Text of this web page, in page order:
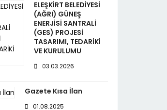
ELEŞKİRT BELEDİYESİ
(AĞRI) GÜNEŞ
ENERJİSİ SANTRALİ
(GES) PROJESİ
TASARIMI, TEDARİKİ
VE KURULUMU
03.03.2026
Gazete Kısa İlan
01.08.2025